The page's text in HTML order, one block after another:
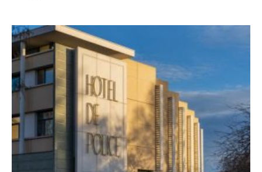
décret
n°
2024-
1096
du
décembre
2024
relatif
[Éclairage]
Décret
n°
2023-
1013
du
2
novembre